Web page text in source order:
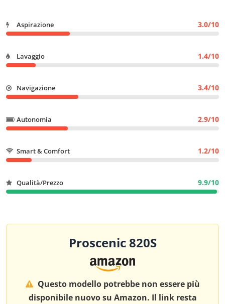
Aspirazione 3.0/10
Lavaggio 1.4/10
Navigazione 3.4/10
Autonomia 2.9/10
Smart & Comfort 1.2/10
Qualità/Prezzo 9.9/10
Proscenic 820S
Questo modello potrebbe non essere più
disponibile nuovo su Amazon. Il link resta